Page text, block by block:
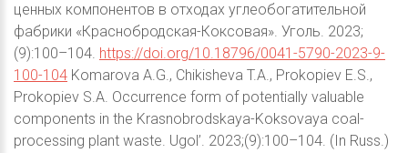
ценных компонентов в отходах углеобогатительной
фабрики «Краснобродская-Коксовая». Уголь. 2023;
(9):100–104. https://doi.org/10.18796/0041-5790-2023-9-
100-104 Komarova A.G., Chikisheva T.A., Prokopiev E.S.,
Prokopiev S.A. Occurrence form of potentially valuable
components in the Krasnobrodskaya-Koksovaya coal-
processing plant waste. Ugol’. 2023;(9):100–104. (In Russ.)